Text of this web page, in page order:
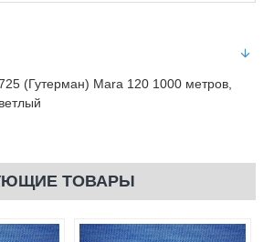
(Гутерман) Mara 120 1000 метров,
ТОВАРЫ